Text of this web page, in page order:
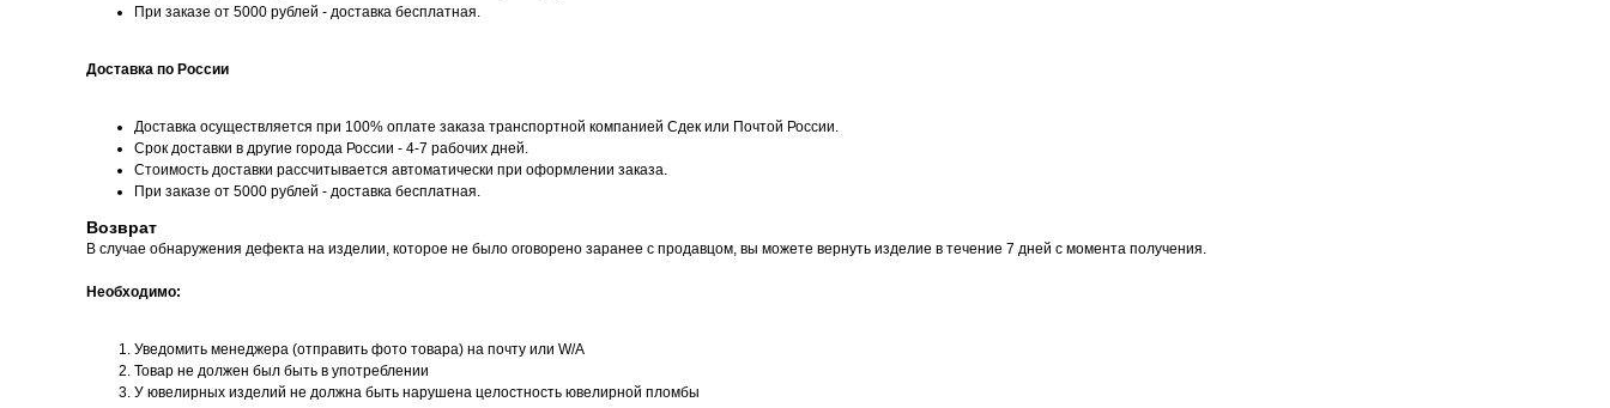
При заказе от 5000 рублей - доставка бесплатная.
Доставка по России
Доставка осуществляется при 100% оплате заказа транспортной компанией Сдек или Почтой России.
Срок доставки в другие города России - 4-7 рабочих дней.
Стоимость доставки рассчитывается автоматически при оформлении заказа.
При заказе от 5000 рублей - доставка бесплатная.
Возврат
В случае обнаружения дефекта на изделии, которое не было оговорено заранее с продавцом, вы можете вернуть изделие в течение 7 дней с момента получения.
Необходимо:
Уведомить менеджера (отправить фото товара) на почту или W/А
Товар не должен был быть в употреблении
У ювелирных изделий не должна быть нарушена целостность ювелирной пломбы